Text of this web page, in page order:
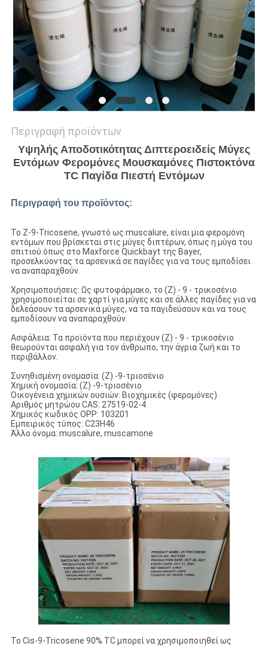
Περιγραφή προϊόντων
Υψηλής Αποδοτικότητας Διπτεροειδείς Μύγες
Εντόμων Φερομόνες Μουσκαμόνες Πιστοκτόνα
ΤC Παγίδα Πιεστή Εντόμων
Περιγραφή του προϊόντος:
Το Z-9-Tricosene, γνωστό ως muscalure, είναι μια φερομόνη
εντόμων που βρίσκεται στις μύγες διπτέρων, όπως η μύγα του
σπιτιού.όπως στο Maxforce Quickbayt της Bayer,
προσελκύοντας τα αρσενικά σε παγίδες για να τους εμποδίσει
να αναπαραχθούν.
Χρησιμοποιήσεις: Ως φυτοφάρμακο, το (Z) - 9 - τρικοσένιο
χρησιμοποιείται σε χαρτί για μύγες και σε άλλες παγίδες για να
δελεάσουν τα αρσενικά μύγες, να τα παγιδεύσουν και να τους
εμποδίσουν να αναπαραχθούν.
Ασφάλεια: Τα προϊόντα που περιέχουν (Z) - 9 - τρικοσένιο
θεωρούνται ασφαλή για τον άνθρωπο, την άγρια ζωή και το
περιβάλλον.
Συνηθισμένη ονομασία: (Z) -9-τριοσένιο
Χημική ονομασία: (Z) -9-τριοσένιο
Οικογένεια χημικών ουσιών: Βιοχημικές (φερομόνες)
Αριθμός μητρώου CAS: 27519-02-4
Χημικός κωδικός OPP: 103201
Εμπειρικός τύπος: C23H46
Άλλο όνομα: muscalure, muscamone
Το Cis-9-Tricosene 90% TC μπορεί να χρησιμοποιηθεί ως